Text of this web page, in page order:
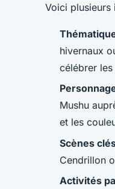
Voici plusieurs
hivernaux
célébrer les
Mushu
et les
Scènes
Cendrillon
Activités